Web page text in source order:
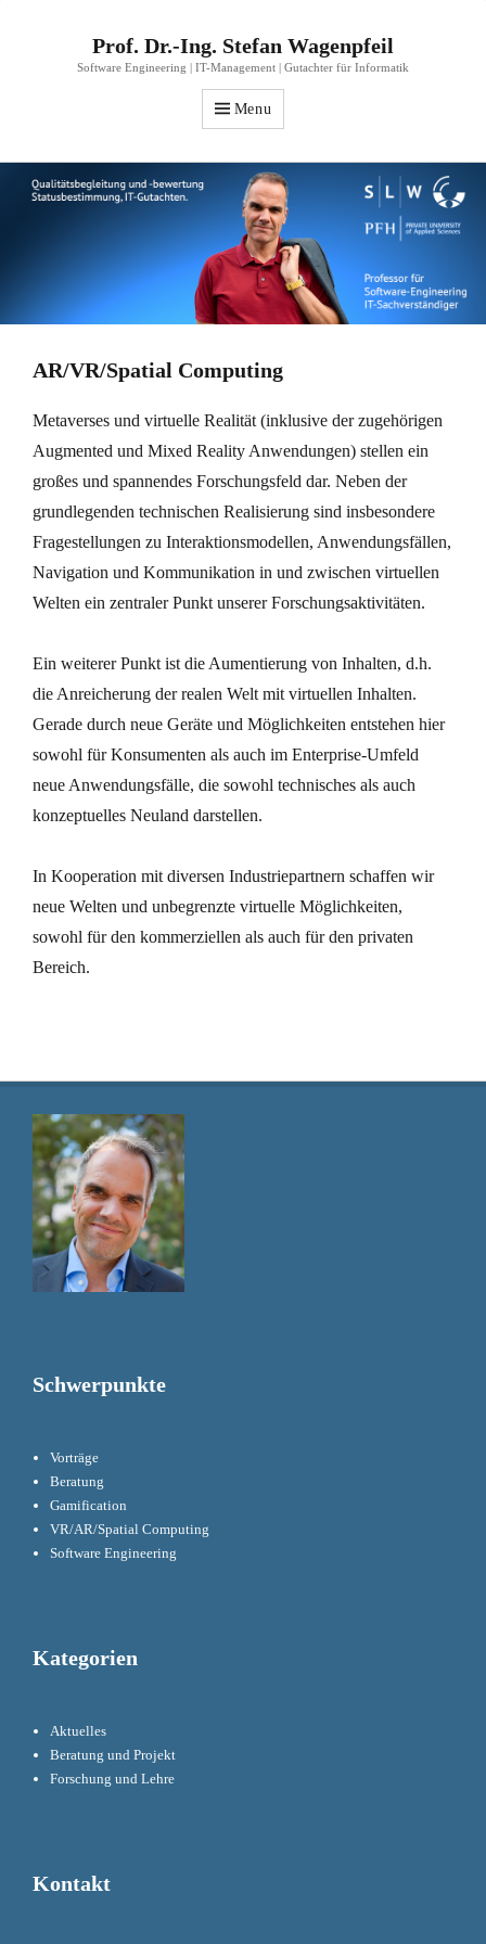
Prof. Dr.-Ing. Stefan Wagenpfeil
Software Engineering | IT-Management | Gutachter für Informatik
Menu
AR/VR/Spatial Computing
Metaverses und virtuelle Realität (inklusive der zugehörigen
Augmented und Mixed Reality Anwendungen) stellen ein
großes und spannendes Forschungsfeld dar. Neben der
grundlegenden technischen Realisierung sind insbesondere
Fragestellungen zu Interaktionsmodellen, Anwendungsfällen,
Navigation und Kommunikation in und zwischen virtuellen
Welten ein zentraler Punkt unserer Forschungsaktivitäten.
Ein weiterer Punkt ist die Aumentierung von Inhalten, d.h.
die Anreicherung der realen Welt mit virtuellen Inhalten.
Gerade durch neue Geräte und Möglichkeiten entstehen hier
sowohl für Konsumenten als auch im Enterprise-Umfeld
neue Anwendungsfälle, die sowohl technisches als auch
konzeptuelles Neuland darstellen.
In Kooperation mit diversen Industriepartnern schaffen wir
neue Welten und unbegrenzte virtuelle Möglichkeiten,
sowohl für den kommerziellen als auch für den privaten
Bereich.
Schwerpunkte
Vorträge
Beratung
Gamification
VR/AR/Spatial Computing
Software Engineering
Kategorien
Aktuelles
Beratung und Projekt
Forschung und Lehre
Kontakt